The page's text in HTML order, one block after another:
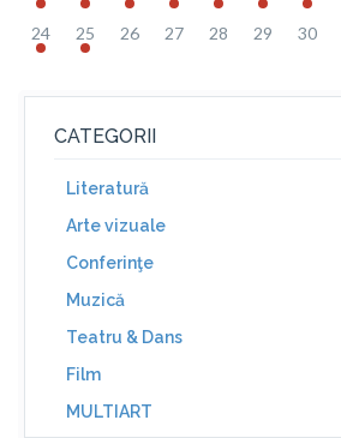
24 25 26 27 28 29 30
CATEGORII
Literatură
Arte vizuale
Conferinţe
Muzică
Teatru & Dans
Film
MULTIART